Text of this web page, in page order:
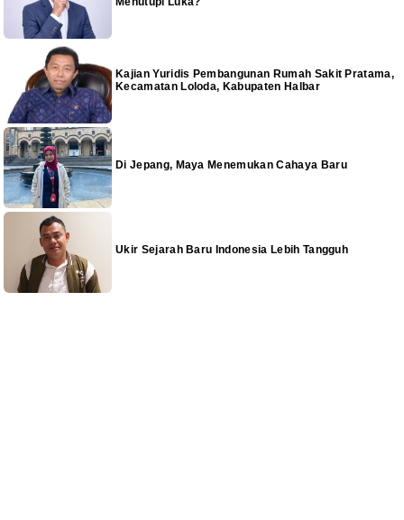
Kajian Yuridis Pembangunan Rumah Sakit Pratama,
Kecamatan Loloda, Kabupaten Halbar
Di Jepang, Maya Menemukan Cahaya Baru
Ukir Sejarah Baru Indonesia Lebih Tangguh